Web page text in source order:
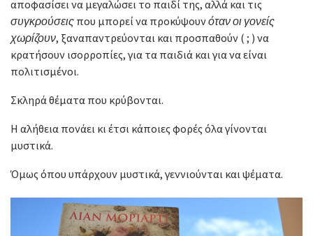
αποφασίσει να μεγαλώσει το παιδί της, αλλά και τις
συγκρούσεις που μπορεί να προκύψουνόταν οι γονείς
χωρίζουν, ξαναπαντρεύονται και προσπαθούν ( ; ) να
κρατήσουν ισορροπίες, για τα παιδιά και για να είναι
πολιτισμένοι.
Σκληρά θέματα που κρύβονται.
Η αλήθεια πονάει κι έτσι κάποιες φορές όλα γίνονται
μυστικά.
Όμως όπου υπάρχουν μυστικά, γεννιούνται και ψέματα.